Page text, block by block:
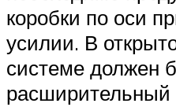
коробки по оси
усилии. В
системе должен
расширительный